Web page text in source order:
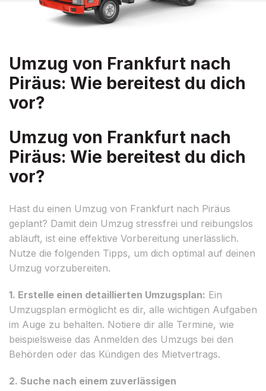
Umzug von Frankfurt nach
Piräus: Wie bereitest du dich
vor?
Umzug von Frankfurt nach
Piräus: Wie bereitest du dich
vor?
Hast du einen Umzug von Frankfurt nach Piräus
geplant? Damit dein Umzug stressfrei und reibungslos
abläuft, ist eine effektive Vorbereitung unerlässlich.
Nutze die folgenden Tipps, um dich optimal auf deinen
Umzug vorzubereiten.
1. Erstelle einen detaillierten Umzugsplan: Ein
Umzugsplan ermöglicht es dir, alle wichtigen Aufgaben
im Auge zu behalten. Notiere dir alle Termine, wie
beispielsweise das Anmelden des Umzugs bei den
Behörden oder das Kündigen des Mietvertrags.
2. Suche nach einem zuverlässigen